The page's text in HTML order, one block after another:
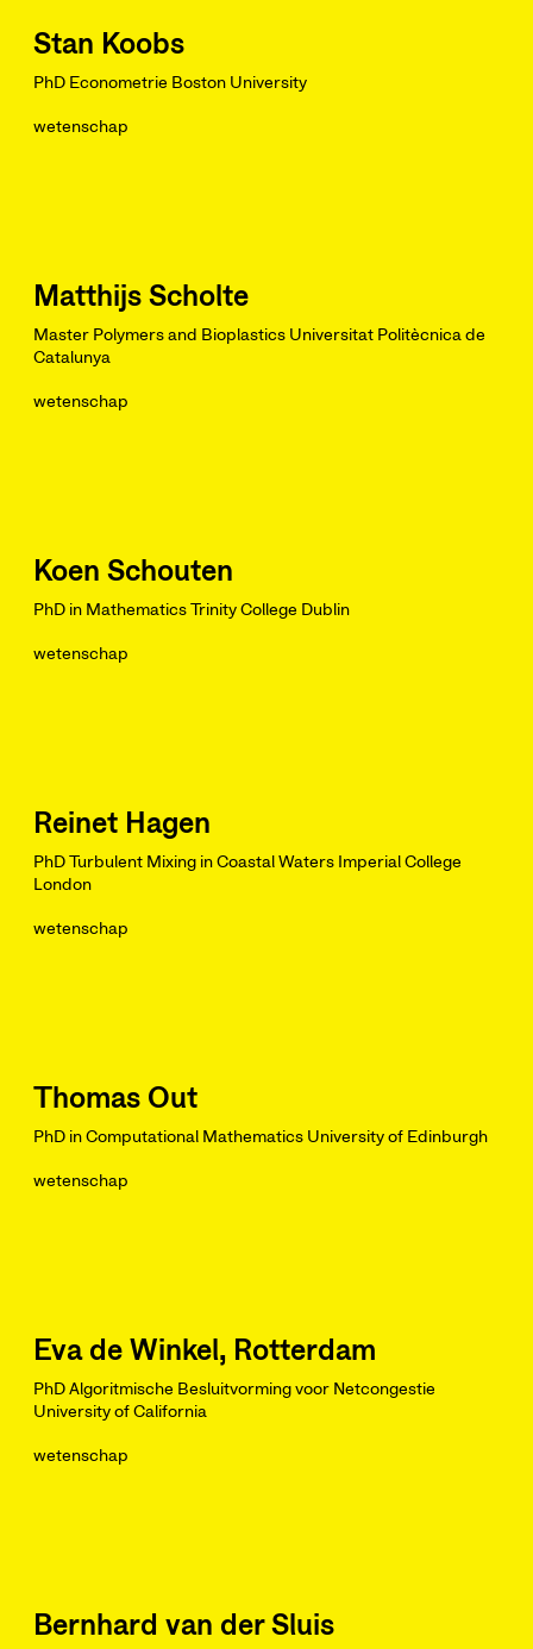
Stan Koobs
PhD Econometrie Boston University
wetenschap
Matthijs Scholte
Master Polymers and Bioplastics Universitat Politècnica de
Catalunya
wetenschap
Koen Schouten
PhD in Mathematics Trinity College Dublin
wetenschap
Reinet Hagen
PhD Turbulent Mixing in Coastal Waters Imperial College
London
wetenschap
Thomas Out
PhD in Computational Mathematics University of Edinburgh
wetenschap
Eva de Winkel, Rotterdam
PhD Algoritmische Besluitvorming voor Netcongestie
University of California
wetenschap
Bernhard van der Sluis